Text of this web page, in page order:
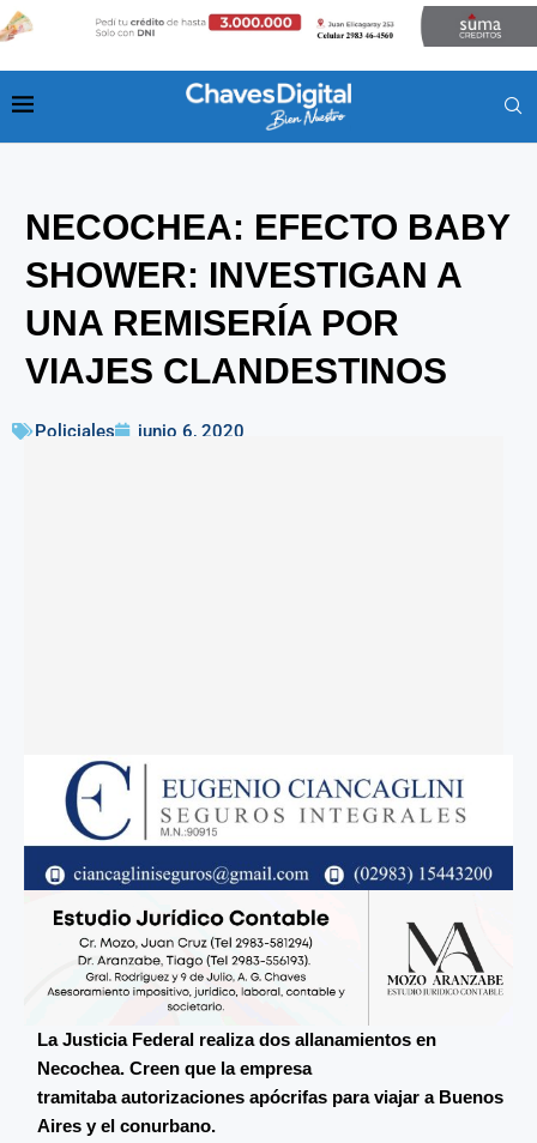
NECOCHEA: EFECTO BABY
SHOWER: INVESTIGAN A
UNA REMISERÍA POR
VIAJES CLANDESTINOS
Policiales junio 6, 2020
La Justicia Federal realiza dos allanamientos en
Necochea. Creen que la empresa
tramitaba autorizaciones apócrifas para viajar a Buenos
Aires y el conurbano.